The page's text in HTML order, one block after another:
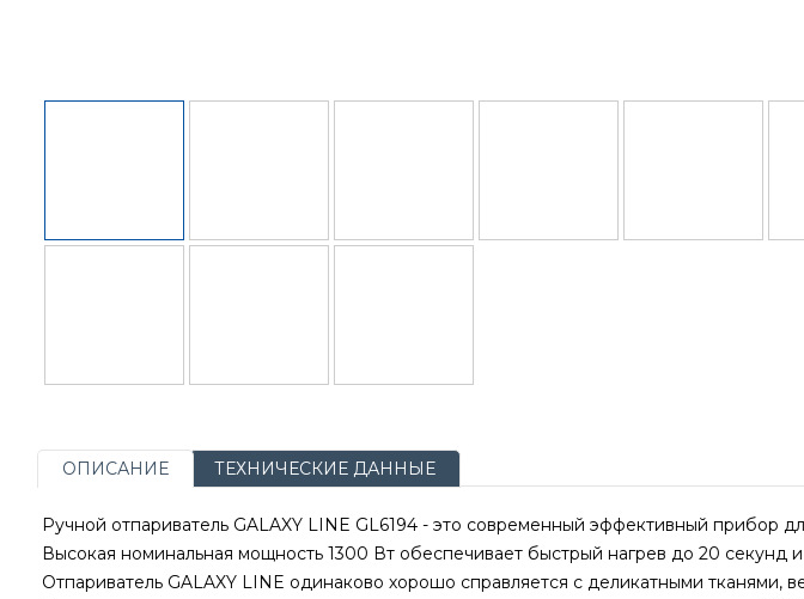
ОПИСАНИЕ ТЕХНИЧЕСКИЕ ДАННЫЕ
Ручной отпариватель GALAXY LINE GL6194 - это современный эффективный прибор
Высокая номинальная мощность 1300 Вт обеспечивает быстрый нагрев до 20 секунд
Отпариватель GALAXY LINE одинаково хорошо справляется с деликатными